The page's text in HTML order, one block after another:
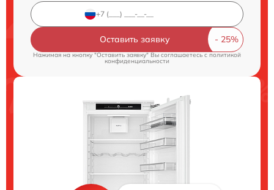
Оставить заявку
Нажимая на кнопку "Оставить заявку" Вы соглашаетесь cполитикой
конфиденциальности